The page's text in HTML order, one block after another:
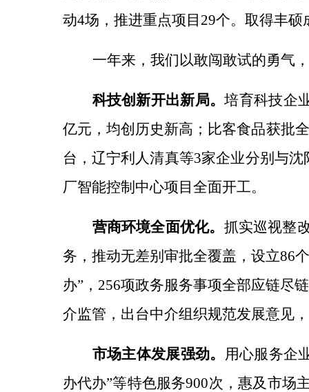
动4场，推进重点项目29个。 取得丰硕
一年来，我们以敢闯敢试的勇气
科技创新开出新局。培育科技企
亿元，均创历史新高；比客食品获批
台， 辽宁利人清真等3家企业分别与
厂智能控制中心项目全面开工。
营商环境全面优化。 抓实巡视整
务， 推动无差别审批全覆盖，设立86
办”，256项政务服务事项全部应链尽
介监管， 出台中介组织规范发展意见
市场主体发展强劲。 用心服务企
办代办”等特色服务900次，惠及市场